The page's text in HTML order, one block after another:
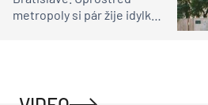
metropoly si pár žije idylku